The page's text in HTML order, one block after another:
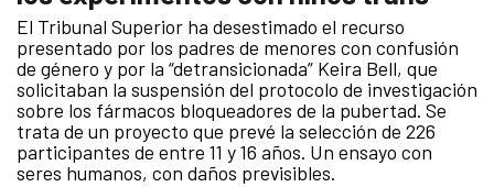
El Tribunal Superior ha desestimado el recurso
presentado por los padres de menores con confusión
de género y por la “detransicionada” Keira Bell, que
solicitaban la suspensión del protocolo de investigación
sobre los fármacos bloqueadores de la pubertad. Se
trata de un proyecto que prevé la selección de 226
participantes de entre 11 y 16 años. Un ensayo con
seres humanos, con daños previsibles.